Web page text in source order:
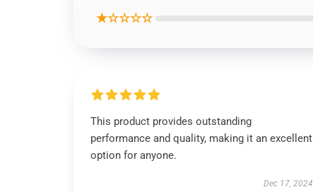
★☆☆☆☆
This product provides outstanding
performance and quality, making it an excellent
option for anyone.
Dec 17, 2024